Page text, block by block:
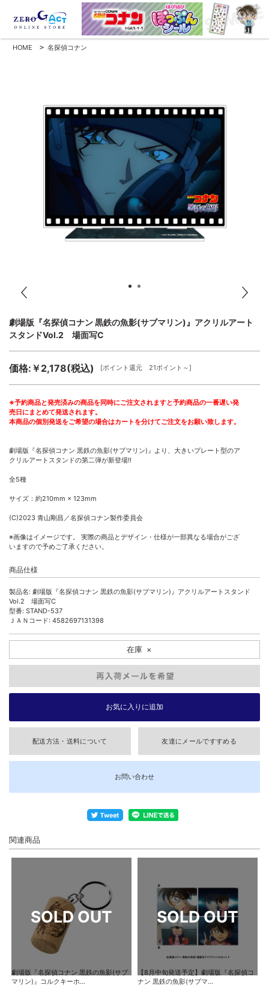
HOME > 名探偵コナン
劇場版『名探偵コナン 黒鉄の魚影(サブマリン)』アクリルアート
スタンドVol.2 場面写C
価格:￥2,178(税込) [ポイント還元 21ポイント～]
※予約商品と発売済みの商品を同時にご注文されますと予約商品の一番遅い発
売日にまとめて発送されます。
本商品の個別発送をご希望の場合はカートを分けてご注文をお願い致します。
劇場版『名探偵コナン 黒鉄の魚影(サブマリン)』より、大きいプレート型のア
クリルアートスタンドの第二弾が新登場!!
全5種
サイズ：約210mm × 123mm
(C)2023 青山剛昌／名探偵コナン製作委員会
※画像はイメージです。 実際の商品とデザイン・仕様が一部異なる場合がござ
いますので予めご了承ください。
商品仕様
製品名: 劇場版『名探偵コナン 黒鉄の魚影(サブマリン)』アクリルアートスタンド
Vol.2 場面写C
型番: STAND-537
ＪＡＮコード: 4582697131398
在庫 ×
配送方法・送料について 友達にメールですすめる
お問い合わせ
関連商品
劇場版『名探偵コナン 黒鉄の魚影(サブ
マリン)』コルクキーホ...
【8月中旬発送予定】劇場版『名探偵コ
ナン 黒鉄の魚影(サブマ...